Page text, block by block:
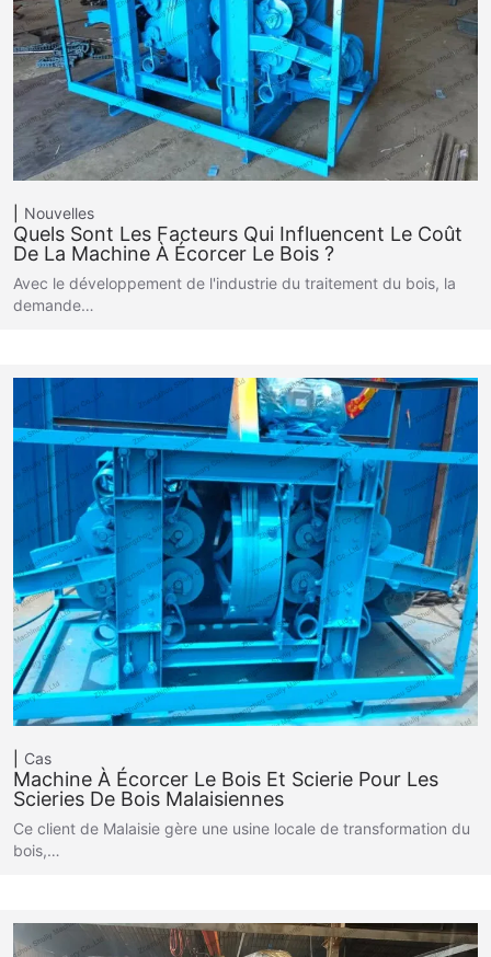
Nouvelles
Quels Sont Les Facteurs Qui Influencent Le Coût
De La Machine À Écorcer Le Bois ?
Avec le développement de l'industrie du traitement du bois, la
demande…
Cas
Machine À Écorcer Le Bois Et Scierie Pour Les
Scieries De Bois Malaisiennes
Ce client de Malaisie gère une usine locale de transformation du
bois,…